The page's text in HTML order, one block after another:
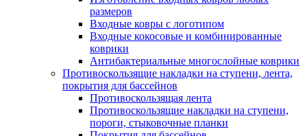
размеров
Входные ковры с логотипом
Входные кокосовые и комбинированные
коврики
Антибактериальные многослойные коврики
Противоскользящие накладки на ступени, лента,
покрытия для бассейнов
Противоскользящая лента
Противоскользящие накладки на ступени,
пороги, стыковочные планки